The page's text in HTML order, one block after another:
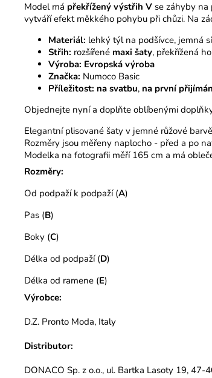
Model má překřížený výstřih V se záhyby na
vytváří efekt měkkého pohybu při chůzi. Na
Materiál: lehký týl na podšívce, jemná
Střih: rozšířené maxi šaty, překřížená
Výroba: Evropská výroba
Značka: Numoco Basic
Příležitost: na svatbu, na první
Objednejte nyní a doplňte oblíbenými
Elegantní plisované šaty v jemné růžové
Rozměry jsou měřeny naplocho - před a po
Modelka na fotografii měří 165 cm a má
Rozměry:
Od podpaží k podpaží (A)
Pas (B)
Boky (C)
Délka od podpaží (D)
Délka od ramene (E)
Výrobce:
D.Z. Pronto Moda, Italy
Distributor:
DONACO Sp. z o.o., ul. Bartka Lasoty 19, 47-